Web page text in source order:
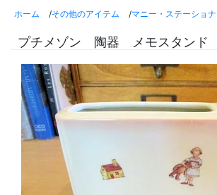
ホーム /その他のアイテム /マニー・ステーショ
プチメゾン 陶器 メモスタンド